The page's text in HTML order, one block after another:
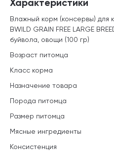
Влажный корм (консервы) для
BWILD GRAIN FREE LARGE
буйвола, овощи (100 гр)
Возраст питомца
Класс корма
Назначение товара
Порода питомца
Размер питомца
Мясные ингредиенты
Консистенция